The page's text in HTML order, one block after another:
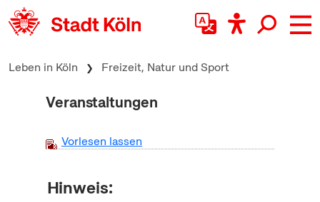
zum Inhalt springen
Leben in Köln Freizeit, Natur und Sport
Veranstaltungen
Vorlesen lassen
Hinweis: